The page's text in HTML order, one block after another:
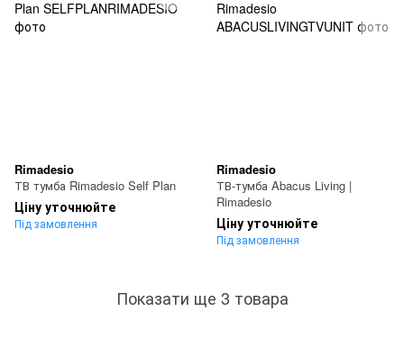
Rimadesio
ТВ тумба Rimadesio Self Plan
Ціну уточнюйте
Під замовлення
Rimadesio
ТВ-тумба Abacus Living |
Rimadesio
Ціну уточнюйте
Під замовлення
Показати ще 3 товара